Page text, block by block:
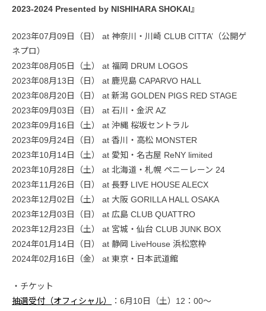
2023-2024 Presented by NISHIHARA SHOKAI』
2023年07月09日（日） at 神奈川・川崎 CLUB CITTA’（公開ゲ
ネプロ）
2023年08月05日（土） at 福岡 DRUM LOGOS
2023年08月13日（日） at 鹿児島 CAPARVO HALL
2023年08月20日（日） at 新潟 GOLDEN PIGS RED STAGE
2023年09月03日（日） at 石川・金沢 AZ
2023年09月16日（土） at 沖縄 桜坂セントラル
2023年09月24日（日） at 香川・高松 MONSTER
2023年10月14日（土） at 愛知・名古屋 ReNY limited
2023年10月28日（土） at 北海道・札幌 ペニーレーン 24
2023年11月26日（日） at 長野 LIVE HOUSE ALECX
2023年12月02日（土） at 大阪 GORILLA HALL OSAKA
2023年12月03日（日） at 広島 CLUB QUATTRO
2023年12月23日（土） at 宮城・仙台 CLUB JUNK BOX
2024年01月14日（日） at 静岡 LiveHouse 浜松窓枠
2024年02月16日（金） at 東京・日本武道館
・チケット
抽選受付（オフィシャル）
：6月10日（土）12：00〜